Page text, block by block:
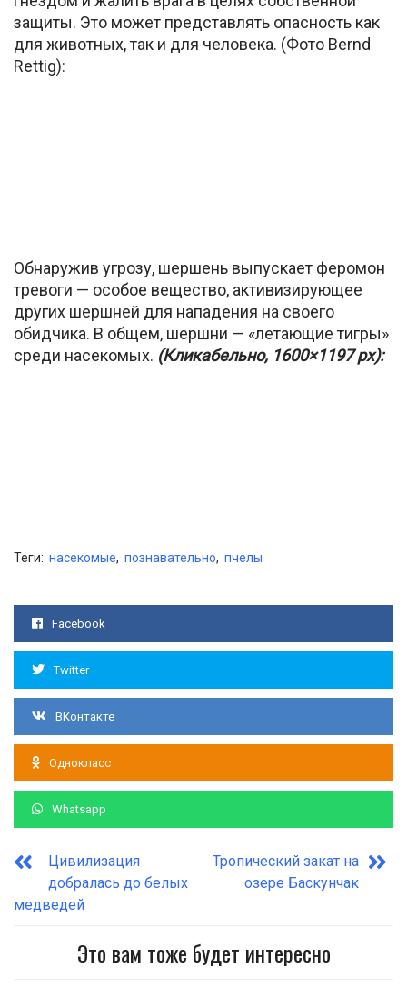
защиты. Это может представлять опасность как
для животных, так и для человека. (Фото Bernd
Rettig):
Обнаружив угрозу, шершень выпускает феромон
тревоги — особое вещество, активизирующее
других шершней для нападения на своего
обидчика. В общем, шершни — «летающие тигры»
среди насекомых. (Кликабельно, 1600×1197 px):
Теги: насекомые, познавательно, пчелы
Facebook
Twitter
ВКонтакте
Однокласс
Whatsapp
Цивилизация
добралась до белых
медведей
Тропический закат на
озере Баскунчак
Это вам тоже будет интересно